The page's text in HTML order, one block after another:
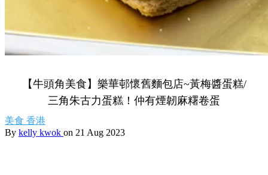
【牛頭角美食】樂華邨懷舊麵包店~黃梅醬蛋糕/
三角朱古力蛋糕！仲有煙韌麻糬卷蛋
美食 香港
By kelly kwok on 21 Aug 2023